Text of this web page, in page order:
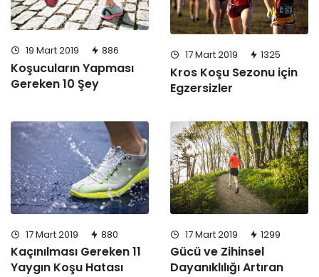
19 Mart 2019 886
Koşucuların Yapması
Gereken 10 Şey
17 Mart 2019 1325
Kros Koşu Sezonu için
Egzersizler
17 Mart 2019 880
Kaçınılması Gereken 11
Yaygın Koşu Hatası
17 Mart 2019 1299
Gücü ve Zihinsel
Dayanıklılığı Artıran